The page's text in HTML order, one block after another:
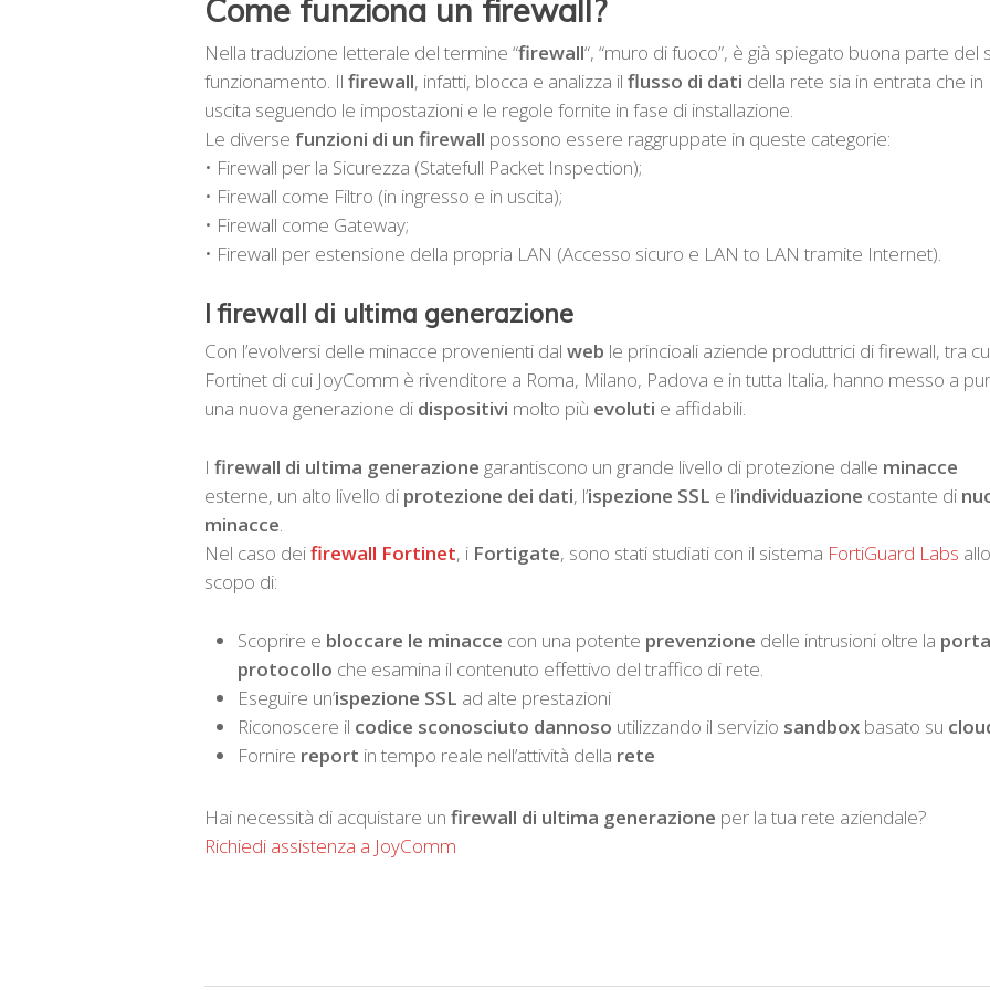
Come funziona un firewall?
Nella traduzione letterale del termine “firewall“, “muro di fuoco”, è già spiegato buona parte del
funzionamento. Il firewall, infatti, blocca e analizza il flusso di dati della rete sia in entrata che in
uscita seguendo le impostazioni e le regole fornite in fase di installazione.
Le diverse funzioni di un firewall possono essere raggruppate in queste categorie:
• Firewall per la Sicurezza (Statefull Packet Inspection);
• Firewall come Filtro (in ingresso e in uscita);
• Firewall come Gateway;
• Firewall per estensione della propria LAN (Accesso sicuro e LAN to LAN tramite Internet).
I firewall di ultima generazione
Con l’evolversi delle minacce provenienti dal web le princioali aziende produttrici di firewall, tra
Fortinet di cui JoyComm è rivenditore a Roma, Milano, Padova e in tutta Italia, hanno messo a
una nuova generazione di dispositivi molto più evoluti e affidabili.
I firewall di ultima generazione garantiscono un grande livello di protezione dalle minacce
esterne, un alto livello di protezione dei dati, l’ispezione SSL e l’individuazione costante di
minacce.
Nel caso deifirewall Fortinet, i Fortigate, sono stati studiati con il sistema FortiGuard Labs allo
scopo di:
Scoprire e bloccare le minacce con una potente prevenzione delle intrusioni oltre la porta
protocollo che esamina il contenuto effettivo del traffico di rete.
Eseguire un’ispezione SSL ad alte prestazioni
Riconoscere il codice sconosciuto dannoso utilizzando il servizio sandbox basato su
Fornire report in tempo reale nell’attività della rete
Hai necessità di acquistare un firewall di ultima generazione per la tua rete aziendale?
Richiedi assistenza a JoyComm